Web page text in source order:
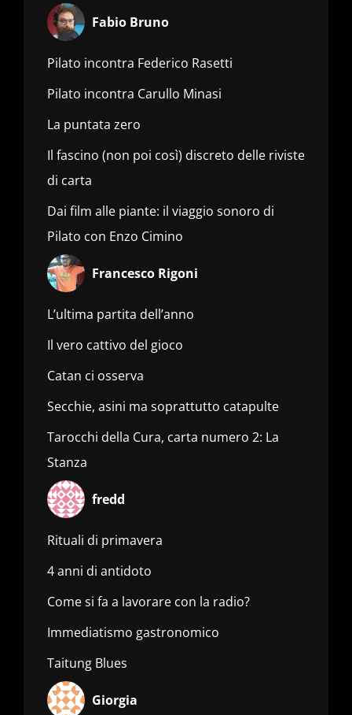
Fabio Bruno
Pilato incontra Federico Rasetti
Pilato incontra Carullo Minasi
La puntata zero
Il fascino (non poi così) discreto delle riviste
di carta
Dai film alle piante: il viaggio sonoro di
Pilato con Enzo Cimino
Francesco Rigoni
L’ultima partita dell’anno
Il vero cattivo del gioco
Catan ci osserva
Secchie, asini ma soprattutto catapulte
Tarocchi della Cura, carta numero 2: La
Stanza
fredd
Rituali di primavera
4 anni di antidoto
Come si fa a lavorare con la radio?
Immediatismo gastronomico
Taitung Blues
Giorgia